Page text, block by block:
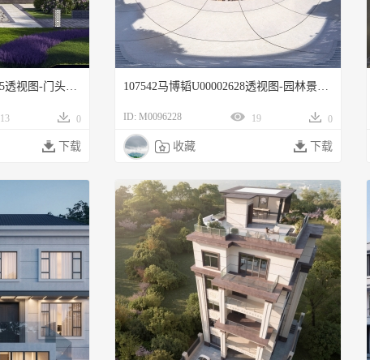
13 0
 下载
ID: M0096228 19 0
 收藏  下载